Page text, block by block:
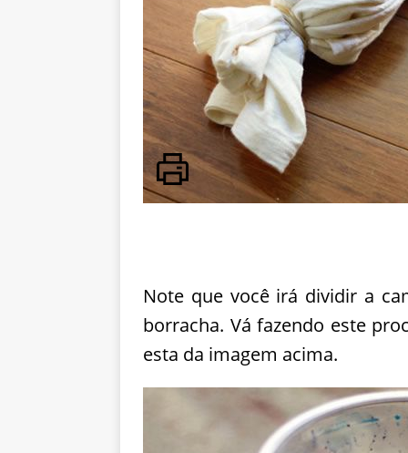
Note que você irá dividir a
borracha. Vá fazendo este
esta da imagem acima.